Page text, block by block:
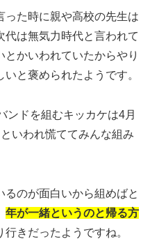
った時に親や高校の先生は
は無気力時代と言われて
かいわれていたからやり
と褒められたようです。
ンドを組むキッカケは4月
いわれ慌ててみんな組み
るのが面白いから組めばと
年が一緒というのと帰る方
きだったようですね。